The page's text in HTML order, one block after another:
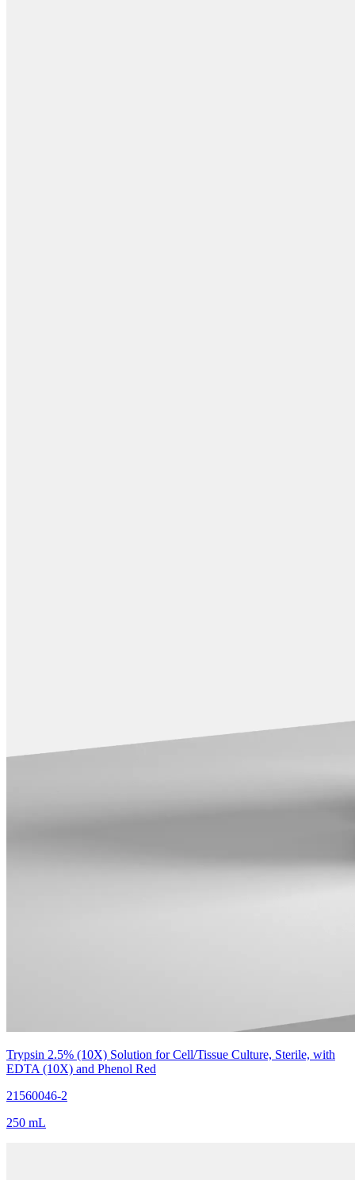
Trypsin 2.5% (10X) Solution for Cell/Tissue Culture, Sterile, with
EDTA (10X) and Phenol Red
21560046-2
250 mL